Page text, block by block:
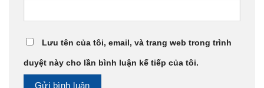
Lưu tên của tôi, email, và trang web trong trình
duyệt này cho lần bình luận kế tiếp của tôi.